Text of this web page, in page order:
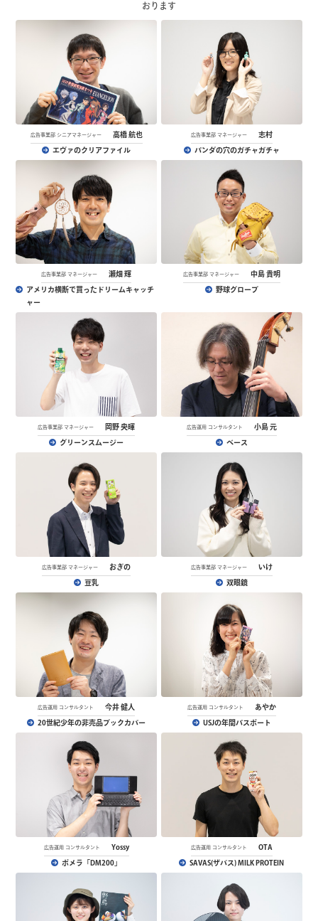
おります
広告事業部 シニアマネージャー 高橋 航也
エヴァのクリアファイル
広告事業部 マネージャー 志村
パンダの穴のガチャガチャ
広告事業部 マネージャー 瀬畑 輝
アメリカ横断で買ったドリームキャッチ
ャー
広告事業部 マネージャー 中島 貴明
野球グローブ
広告事業部 マネージャー 岡野 央暉
グリーンスムージー
広告運用 コンサルタント 小島 元
ベース
広告事業部 マネージャー おぎの
豆乳
広告事業部 マネージャー いけ
双眼鏡
広告運用 コンサルタント 今井 健人
20世紀少年の非売品ブックカバー
広告運用 コンサルタント あやか
USJの年間パスポート
広告運用 コンサルタント Yossy
ポメラ「DM200」
広告運用 コンサルタント OTA
SAVAS(ザバス) MILK PROTEIN